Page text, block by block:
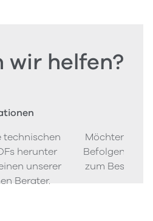
wir helfen?
technischen
herunter
unserer
Berater.
Möchten Sie
Befolgen Sie
zum